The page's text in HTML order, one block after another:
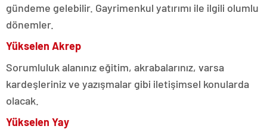
gündeme gelebilir. Gayrimenkul yatırımı ile ilgili olumlu
dönemler.
Yükselen Akrep
Sorumluluk alanınız eğitim, akrabalarınız, varsa
kardeşleriniz ve yazışmalar gibi iletişimsel konularda
olacak.
Yükselen Yay